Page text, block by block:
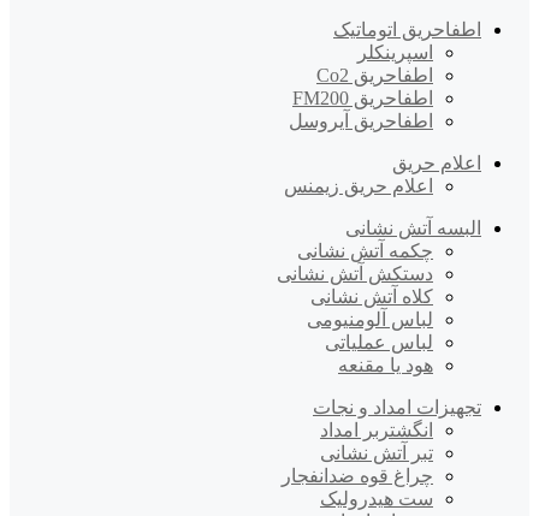
اطفاحریق اتوماتیک
اسپرینکلر
اطفاحریق Co2
اطفاحریق FM200
اطفاحریق آیروسل
اعلام حریق
اعلام حریق زیمنس
البسه آتش نشانی
چکمه آتش نشانی
دستکش آتش نشانی
کلاه آتش نشانی
لباس آلومنیومی
لباس عملیاتی
هود یا مقنعه
تجهیزات امداد و نجات
انگشتربر امداد
تبر آتش نشانی
چراغ قوه ضدانفجار
ست هیدرولیک